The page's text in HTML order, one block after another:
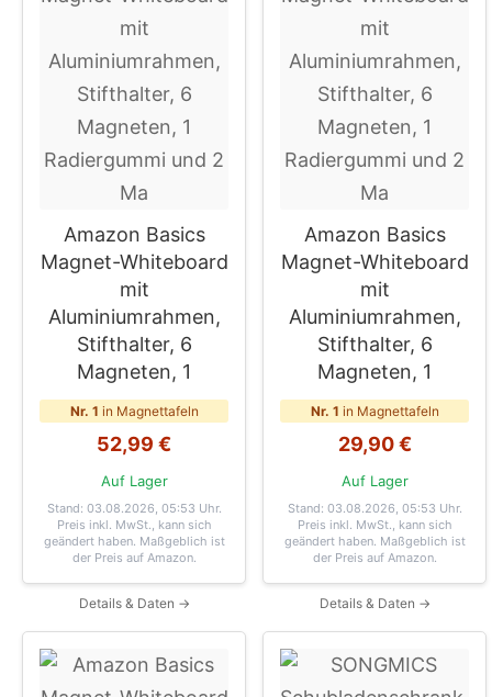
Amazon Basics
Magnet-Whiteboard
mit
Aluminiumrahmen,
Stifthalter, 6
Magneten, 1
Nr. 1 in Magnettafeln
52,99 €
Auf Lager
Stand: 03.08.2026, 05:53 Uhr.
Preis inkl. MwSt., kann sich
geändert haben. Maßgeblich ist
der Preis auf Amazon.
Details & Daten →
Amazon Basics
Magnet-Whiteboard
mit
Aluminiumrahmen,
Stifthalter, 6
Magneten, 1
Nr. 1 in Magnettafeln
29,90 €
Auf Lager
Stand: 03.08.2026, 05:53 Uhr.
Preis inkl. MwSt., kann sich
geändert haben. Maßgeblich ist
der Preis auf Amazon.
Details & Daten →